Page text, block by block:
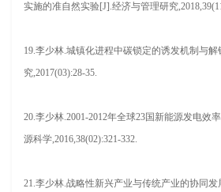
实施的准自然实验[J].经济与管理研究
19.李少林.城镇化进程中碳锁定的诱发机制与
究,2017(03):28-35.
20.李少林.2001-2012年全球23国新能源发电效
源科学,2016,38(02):321-332.
21.李少林.战略性新兴产业与传统产业的协同